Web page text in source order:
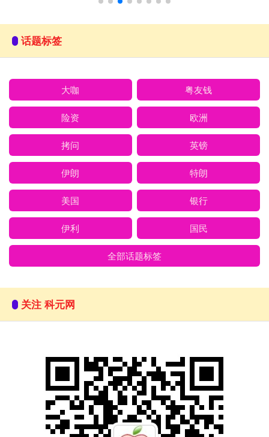
话题标签
大咖 粤友钱
险资 欧洲
拷问 英镑
伊朗 特朗
美国 银行
伊利 国民
全部话题标签
关注 科元网